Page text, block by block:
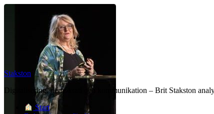
Stakston
Digitalisering, demokrati och kommunikation – Brit Stakston
Start